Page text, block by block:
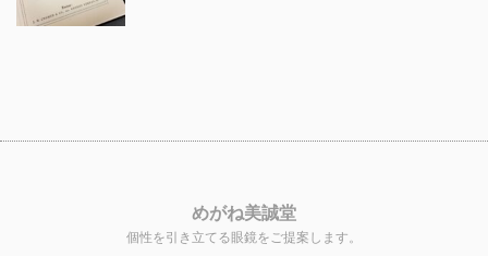
めがね美誠堂
個性を引き立てる眼鏡をご提案します。